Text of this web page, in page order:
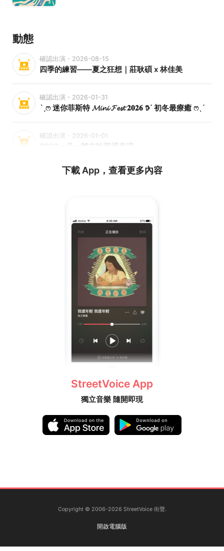
動態
確認出演・2026-08-15
四季的練習——夏之狂想｜莊耿碩 x 林佳美
確認出演・2026-01-31
ˋˏෆ 迷你菲斯特 𝓜𝓲𝓷𝓲 𝓕𝓮𝓼𝓽 𝟐𝟎𝟐𝟔 𖠚ᐝ 初冬最療癒 ෆˎˊ
確認出演・2026-01-01
2026一月一號左輪那場表演
下載 App，查看更多內容
StreetVoice App
獨立音樂 隨開即現
Copyright © 2006-2026 StreetVoice 街聲.
開啟電腦版